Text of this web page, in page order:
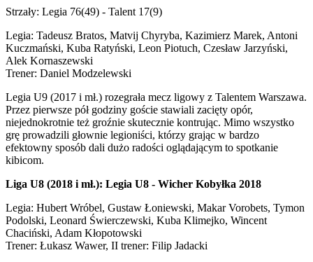
Strzały: Legia 76(49) - Talent 17(9)
Legia: Tadeusz Bratos, Matvij Chyryba, Kazimierz Marek, Antoni
Kuczmański, Kuba Ratyński, Leon Piotuch, Czesław Jarzyński,
Alek Kornaszewski
Trener: Daniel Modzelewski
Legia U9 (2017 i mł.) rozegrała mecz ligowy z Talentem Warszawa.
Przez pierwsze pół godziny goście stawiali zacięty opór,
niejednokrotnie też groźnie skutecznie kontrując. Mimo wszystko
grę prowadzili głownie legioniści, którzy grając w bardzo
efektowny sposób dali dużo radości oglądającym to spotkanie
kibicom.
Liga U8 (2018 i mł.): Legia U8 - Wicher Kobyłka 2018
Legia: Hubert Wróbel, Gustaw Łoniewski, Makar Vorobets, Tymon
Podolski, Leonard Świerczewski, Kuba Klimejko, Wincent
Chaciński, Adam Kłopotowski
Trener: Łukasz Wawer, II trener: Filip Jadacki